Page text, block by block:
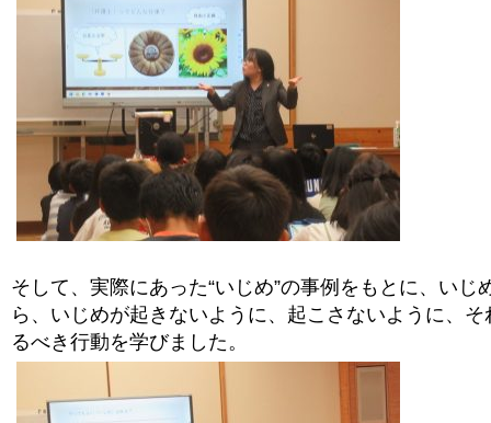
そして、実際にあった“いじめ”の事例をもとに、い
ら、いじめが起きないように、起こさないように、
るべき行動を学びました。